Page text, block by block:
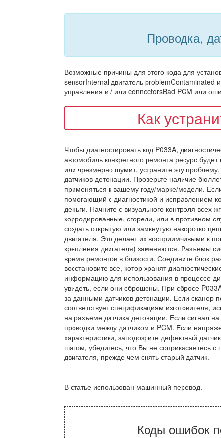
Проводка,
Возможные причины для этого кода для
sensorInternal двигатель problemContaminated
управления и / или connectorsBad PCM или
Как
Чтобы диагностировать код P033A,
автомобиль конкретного ремонта ресурс будет
или чрезмерно шумит, устраните эту
датчиков детонации. Проверьте наличие
применяться к вашему году/марке/модели.
помогающий с диагностикой и исправлением
деньги. Начните с визуального контроля всех
корродированные, сгорели, или в противном
создать открытую или замкнутую накоротко
двигателя. Это делает их восприимчивыми к
крепления двигателя) заменяются. Разъемы
время ремонтов в близости. Соедините блок
восстановите все, котор хранят
информацию для использования в процессе
увидеть, если они сброшены. При сбросе
за данными датчиков детонации. Если сканер
соответствует спецификациям изготовителя,
на разъеме датчика детонации. Если сигнал
проводки между датчиком и PCM. Если
характеристики, заподозрите дефектный
шагом, убедитесь, что Вы не соприкасаетесь
двигателя, прежде чем снять старый датчик.
В статье использован машинный перевод.
Коды ошибок